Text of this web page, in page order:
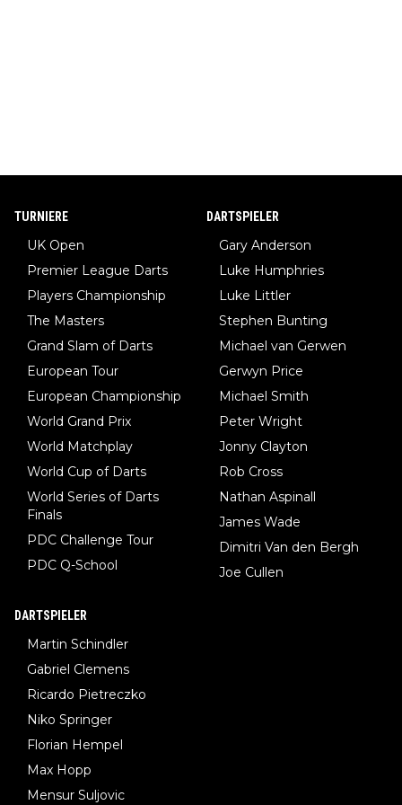
TURNIERE
UK Open
Premier League Darts
Players Championship
The Masters
Grand Slam of Darts
European Tour
European Championship
World Grand Prix
World Matchplay
World Cup of Darts
World Series of Darts
Finals
PDC Challenge Tour
PDC Q-School
DARTSPIELER
Gary Anderson
Luke Humphries
Luke Littler
Stephen Bunting
Michael van Gerwen
Gerwyn Price
Michael Smith
Peter Wright
Jonny Clayton
Rob Cross
Nathan Aspinall
James Wade
Dimitri Van den Bergh
Joe Cullen
DARTSPIELER
Martin Schindler
Gabriel Clemens
Ricardo Pietreczko
Niko Springer
Florian Hempel
Max Hopp
Mensur Suljovic